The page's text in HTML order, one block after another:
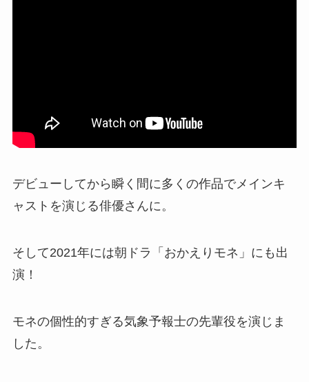
デビューしてから瞬く間に多くの作品でメインキ
ャストを演じる俳優さんに。
そして2021年には朝ドラ「おかえりモネ」にも出
演！
モネの個性的すぎる気象予報士の先輩役を演じま
した。